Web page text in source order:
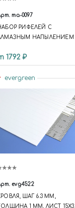
ma-0097
РИФЕЛЕЙ С
НАПЫЛЕНИЕМ
1792 ₽
evergreen
evg4522
ШАГ 6.3 ММ,
ТОЛЩИНА 1 ММ, ЛИСТ 15Х30